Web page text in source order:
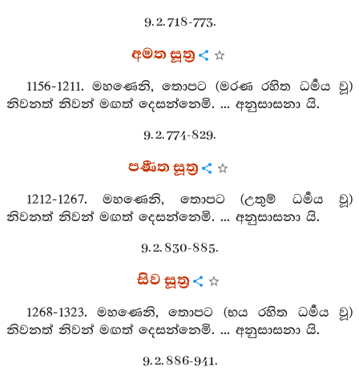
9. 2. 718-773.
අමත සූත්‍ර
1156-1211. මහණෙනි, තොපට (මරණ රහිත ධර්‍මය වූ)
නිවනත් නිවන් මඟත් දෙසන්නෙමි. ... අනුසාසනා යි.
9. 2. 774-829.
පණීත සූත්‍ර
1212-1267. මහණෙනි, තොපට (උතුම් ධර්‍මය වූ)
නිවනත් නිවන් මඟත් දෙසන්නෙමි. ... අනුසාසනා යි.
9. 2. 830-885.
සිව සූත්‍ර
1268-1323. මහණෙනි, තොපට (භය රහිත ධර්‍මය වූ)
නිවනත් නිවන් මඟත් දෙසන්නෙමි. ... අනුසාසනා යි.
9. 2. 886-941.